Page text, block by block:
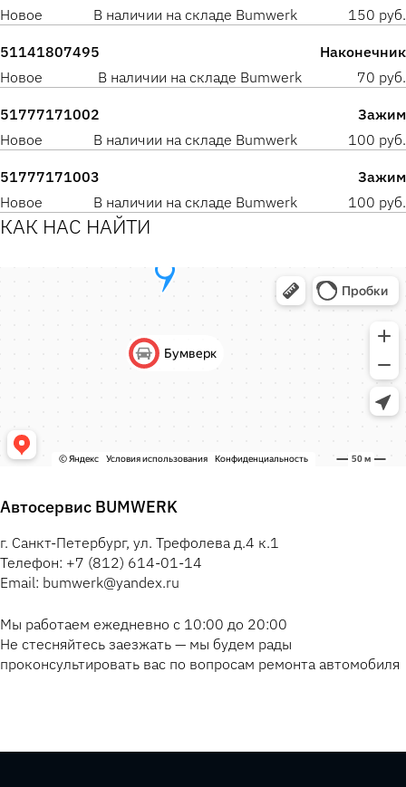
Новое
В наличии на складе Bumwerk 150 руб.
51141807495
Наконечник
Новое
В наличии на складе Bumwerk 70 руб.
51777171002
Зажим
Новое
В наличии на складе Bumwerk 100 руб.
51777171003
Зажим
Новое
В наличии на складе Bumwerk 100 руб.
КАК НАС НАЙТИ
Автосервис BUMWERK
г. Санкт-Петербург, ул. Трефолева д.4 к.1
Телефон: +7 (812) 614-01-14
Email: bumwerk@yandex.ru
Мы работаем ежедневно с 10:00 до 20:00
Не стесняйтесь заезжать — мы будем рады
проконсультировать вас по вопросам ремонта автомобиля